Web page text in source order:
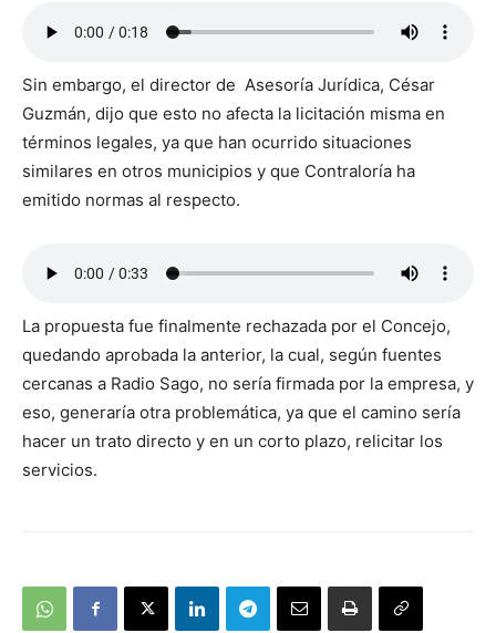
Sin embargo, el director de Asesoría Jurídica, César
Guzmán, dijo que esto no afecta la licitación misma en
términos legales, ya que han ocurrido situaciones
similares en otros municipios y que Contraloría ha
emitido normas al respecto.
La propuesta fue finalmente rechazada por el Concejo,
quedando aprobada la anterior, la cual, según fuentes
cercanas a Radio Sago, no sería firmada por la empresa, y
eso, generaría otra problemática, ya que el camino sería
hacer un trato directo y en un corto plazo, relicitar los
servicios.